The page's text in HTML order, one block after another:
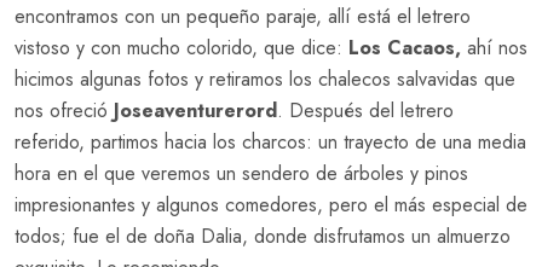
encontramos con un pequeño paraje, allí está el letrero
vistoso y con mucho colorido, que dice: Los Cacaos, ahí nos
hicimos algunas fotos y retiramos los chalecos salvavidas que
nos ofreció Joseaventurerord. Después del letrero
referido, partimos hacia los charcos: un trayecto de una media
hora en el que veremos un sendero de árboles y pinos
impresionantes y algunos comedores, pero el más especial de
todos; fue el de doña Dalia, donde disfrutamos un almuerzo